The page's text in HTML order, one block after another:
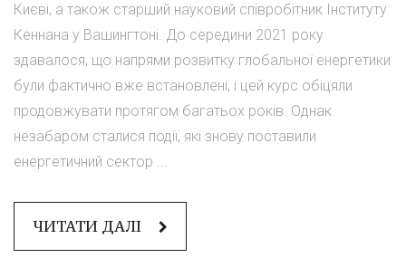
Києві, а також старший науковий співробітник Інституту
Кеннана у Вашингтоні. До середини 2021 року
здавалося, що напрями розвитку глобальної енергетики
були фактично вже встановлені, і цей курс обіцяли
продовжувати протягом багатьох років. Однак
незабаром сталися події, які знову поставили
енергетичний сектор ...
ЧИТАТИ ДАЛІ